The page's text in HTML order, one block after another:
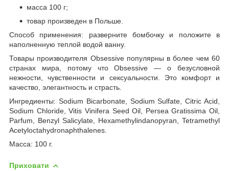
масса 100 г;
товар произведен в Польше.
Способ применения: разверните бомбочку и положите в
наполненную теплой водой ванну.
Товары производителя Obsessive популярны в более чем 60
странах мира, потому что Obsessive — о безусловной
нежности, чувственности и сексуальности. Это комфорт и
качество, элегантность и страсть.
Ингредиенты: Sodium Bicarbonate, Sodium Sulfate, Citric Acid,
Sodium Chloride, Vitis Vinifera Seed Oil, Persea Gratissima Oil,
Parfum, Benzyl Salicylate, Hexamethylindanopyran, Tetramethyl
Acetyloctahydronaphthalenes.
Масса: 100 г.
Приховати